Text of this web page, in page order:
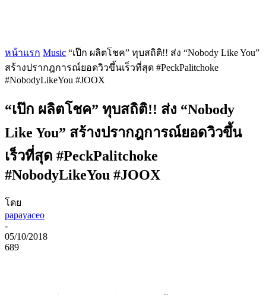
หน้าแรก Music “เป๊ก ผลิตโชค” ทุบสถิติ!! ส่ง “Nobody Like You”
สร้างปรากฎการณ์ยอดวิวขึ้นเร็วที่สุด #PeckPalitchoke
#NobodyLikeYou #JOOX
“เป๊ก ผลิตโชค” ทุบสถิติ!! ส่ง “Nobody
Like You” สร้างปรากฎการณ์ยอดวิวขึ้น
เร็วที่สุด #PeckPalitchoke
#NobodyLikeYou #JOOX
โดย
papayaceo
-
05/10/2018
689